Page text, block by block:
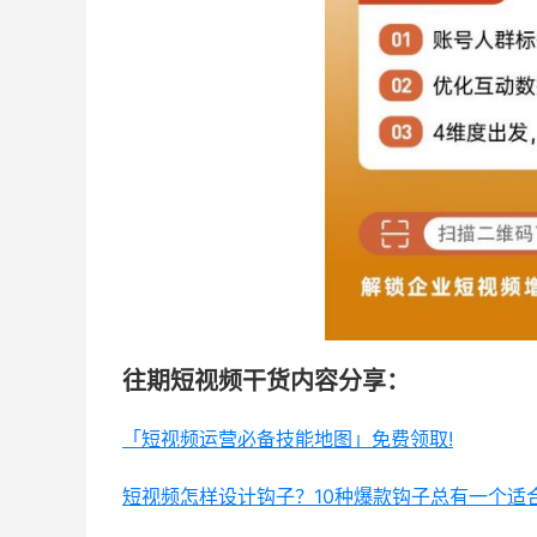
往期短视频干货内容分享：
「短视频运营必备技能地图」免费领取!
短视频怎样设计钩子？10种爆款钩子总有一个适